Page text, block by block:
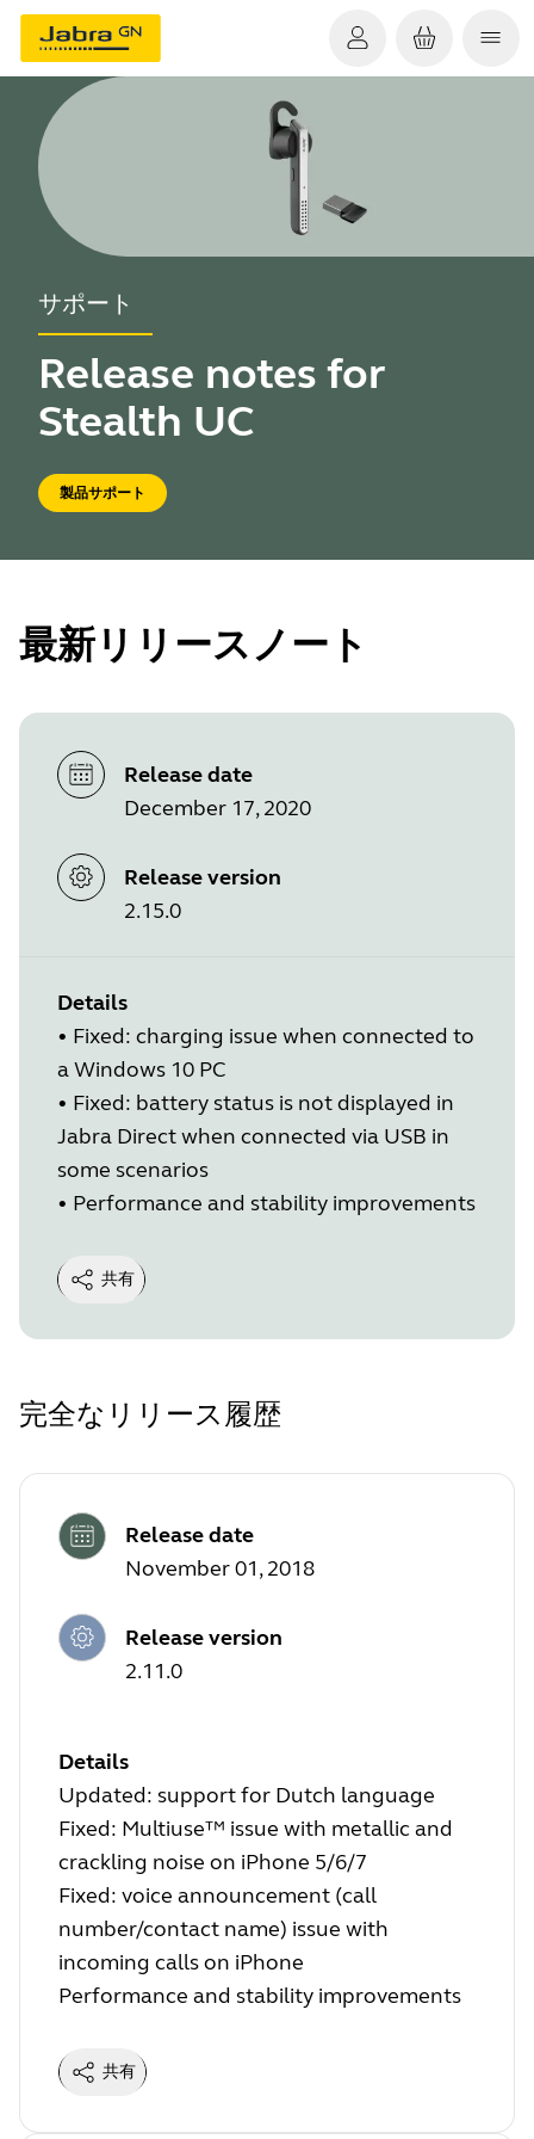
サポート
Release notes for
Stealth UC
製品サポート
最新リリースノート
Release date
December 17, 2020
Release version
2.15.0
Details
• Fixed: charging issue when connected to
a Windows 10 PC
• Fixed: battery status is not displayed in
Jabra Direct when connected via USB in
some scenarios
• Performance and stability improvements
共有
完全なリリース履歴
Release date
November 01, 2018
Release version
2.11.0
Details
Updated: support for Dutch language
Fixed: Multiuse™ issue with metallic and
crackling noise on iPhone 5/6/7
Fixed: voice announcement (call
number/contact name) issue with
incoming calls on iPhone
Performance and stability improvements
共有